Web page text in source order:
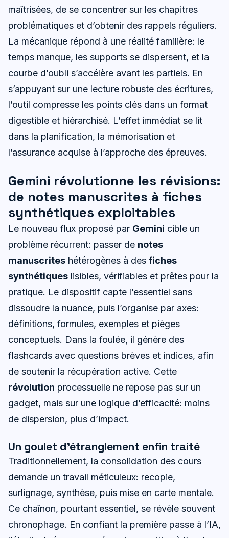
maîtrisées, de se concentrer sur les chapitres
problématiques et d’obtenir des rappels réguliers.
La mécanique répond à une réalité familière: le
temps manque, les supports se dispersent, et la
courbe d’oubli s’accélère avant les partiels. En
s’appuyant sur une lecture robuste des écritures,
l’outil compresse les points clés dans un format
digestible et hiérarchisé. L’effet immédiat se lit
dans la planification, la mémorisation et
l’assurance acquise à l’approche des épreuves.
Gemini révolutionne les révisions:
de notes manuscrites à fiches
synthétiques exploitables
Le nouveau flux proposé par Gemini cible un
problème récurrent: passer de notes
manuscrites hétérogènes à des fiches
synthétiques lisibles, vérifiables et prêtes pour la
pratique. Le dispositif capte l’essentiel sans
dissoudre la nuance, puis l’organise par axes:
définitions, formules, exemples et pièges
conceptuels. Dans la foulée, il génère des
flashcards avec questions brèves et indices, afin
de soutenir la récupération active. Cette
révolution processuelle ne repose pas sur un
gadget, mais sur une logique d’efficacité: moins
de dispersion, plus d’impact.
Un goulet d’étranglement enfin traité
Traditionnellement, la consolidation des cours
demande un travail méticuleux: recopie,
surlignage, synthèse, puis mise en carte mentale.
Ce chaînon, pourtant essentiel, se révèle souvent
chronophage. En confiant la première passe à l’IA,